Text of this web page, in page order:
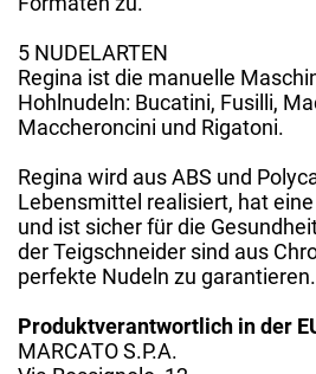
5 NUDELARTEN
Regina ist die manuelle
Hohlnudeln: Bucatini, Fusilli,
Maccheroncini und Rigatoni.
Regina wird aus ABS und
Lebensmittel realisiert, hat
und ist sicher für die
der Teigschneider sind aus
perfekte Nudeln zu garantieren.
Produktverantwortlich in der
MARCATO S.P.A.